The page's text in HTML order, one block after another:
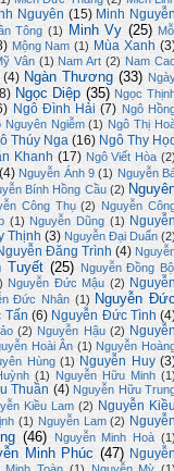
Nguyên (15) Minh
Tông (1) Minh Vy (25)
Mộng Nam (1) Mùa Xanh
Vân (1) Nam Art (2) Nam
(4) Ngàn Thương (33)
Ngọc Diệp (35) Ngọc
Ngô Đình Hải (7) Ngô
Nguyên Ngiễm (1) Ngô Thị
Thúy Nga (16) Ngô Thy
Khanh (17) Ngô Viết Hòa
(4) Nguyễn Ánh 9 (1) Nguyễn
Bính Hồng Cầu (2)
Công Thụ (2) Nguyễn
(1) Nguyễn Dũng (1)
Thịnh (3) Nguyễn Đại Duẩn
Đăng Trình (4)
Tuyết (25)
Nguyễn Đồng
Nguyễn Đức Mậu (2)
Đức Nhân (1) Nguyễn
Tấn (6) Nguyễn Đức Tình
(2) Nguyễn Hậu (2)
Hoài Ân (1) Nguyễn
Hùng (1) Nguyễn Huy
(1) Nguyễn Hữu Minh
Thuần (4) Nguyễn Hữu
Kiều Lam (2) Nguyễn
(1) Nguyễn Lam (2)
(46) Nguyễn Minh Hoà
Minh Phúc (47)